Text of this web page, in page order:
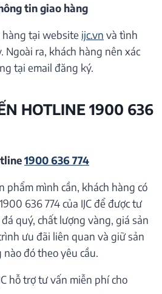
tin giao hàng
tại website ijc.vn và tình
ra, khách hàng nên xác
tại email đăng ký.
HOTLINE 1900 636
1900 636 774
phẩm mình cần, khách hàng có
636 774 của IJC để được tư
quý, chất lượng vàng, giá sản
ưu đãi liên quan và giữ sản
đó theo yêu cầu.
hỗ trợ tư vấn miễn phí cho